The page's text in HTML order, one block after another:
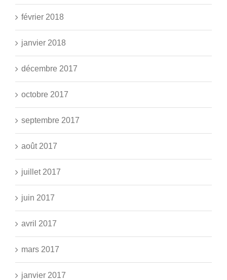
février 2018
janvier 2018
décembre 2017
octobre 2017
septembre 2017
août 2017
juillet 2017
juin 2017
avril 2017
mars 2017
janvier 2017